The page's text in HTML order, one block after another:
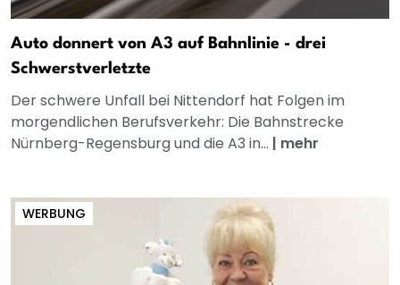
Auto donnert von A3 auf Bahnlinie - drei
Schwerstverletzte
Der schwere Unfall bei Nittendorf hat Folgen im
morgendlichen Berufsverkehr: Die Bahnstrecke
Nürnberg-Regensburg und die A3 in... | mehr
WERBUNG